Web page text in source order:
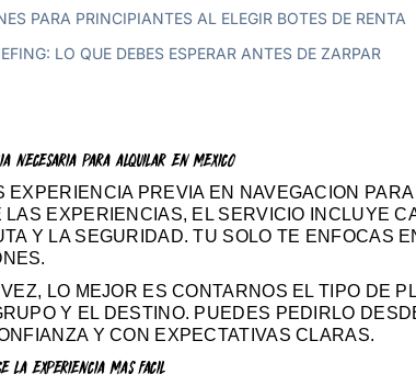
PARA PRINCIPIANTES AL ELEGIR BOTES DE RENTA
LO QUE DEBES ESPERAR ANTES DE ZARPAR
NECESARIA PARA ALQUILAR EN MEXICO
EXPERIENCIA PREVIA EN NAVEGACION
LAS EXPERIENCIAS, EL SERVICIO INCLUYE
Y LA SEGURIDAD. TU SOLO TE ENFOCAS
LO MEJOR ES CONTARNOS EL TIPO DE
Y EL DESTINO. PUEDES PEDIRLO
Y CON EXPECTATIVAS CLARAS.
LA EXPERIENCIA MAS FACIL